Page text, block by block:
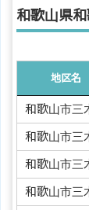
和歌山県
地区名
和歌山市三
和歌山市三
和歌山市三
和歌山市三